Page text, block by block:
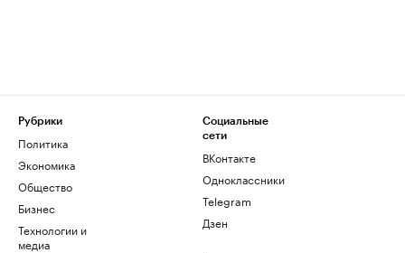
Рубрики
Политика
Экономика
Общество
Бизнес
Технологии и
медиа
Социальные
сети
ВКонтакте
Одноклассники
Telegram
Дзен